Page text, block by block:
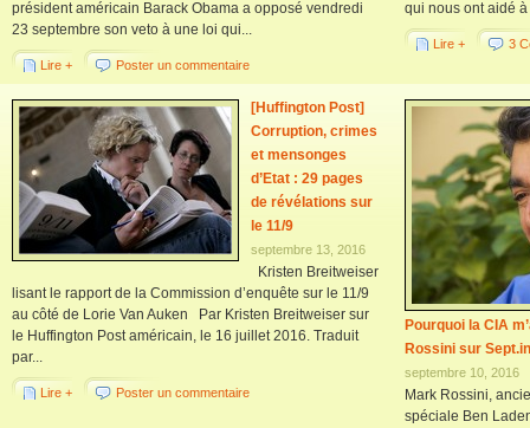
président américain Barack Obama a opposé vendredi
23 septembre son veto à une loi qui...
Lire + Poster un commentaire
qui nous ont aidé
Lire + 3
[Huffington Post]
Corruption, crimes
et mensonges
d’Etat : 29 pages
de révélations sur
le 11/9
septembre 13, 2016
Kristen Breitweiser
lisant le rapport de la Commission d’enquête sur le 11/9
au côté de Lorie Van Auken Par Kristen Breitweiser sur
le Huffington Post américain, le 16 juillet 2016. Traduit
par...
Lire + Poster un commentaire
Pourquoi la CIA
Rossini sur
septembre 10, 2016
Mark Rossini,
spéciale Ben